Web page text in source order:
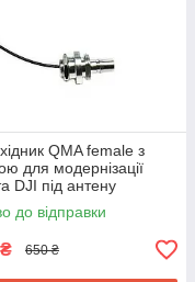
QMA female з
для модернізації
DJI під антену
15 см
до відправки
₴ 650 ₴